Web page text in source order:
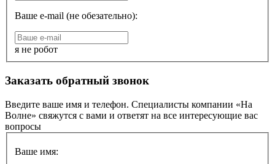
Ваше e-mail (не обезательно):
я не робот
Заказать обратный звонок
Введите ваше имя и телефон. Специалисты компании «На
Волне» свяжутся с вами и ответят на все интересующие вас
вопросы
Ваше имя: